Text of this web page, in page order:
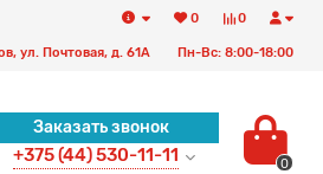
0
0
ул. Почтовая, д. 61А Пн-Вс: 8:00-18:00
Заказать звонок
+375 (44) 530-11-11 0